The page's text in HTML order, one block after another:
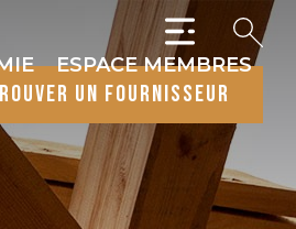
ESPACE MEMBRES
un fournisseur